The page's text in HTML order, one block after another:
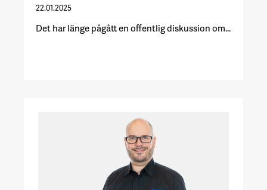
22.01.2025
Det har länge pågått en offentlig diskussion om...